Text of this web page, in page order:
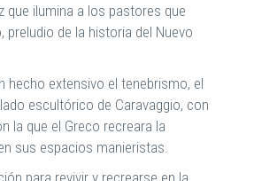
que ilumina a los pastores que
preludio de la historia del Nuevo
hecho extensivo el tenebrismo, el
escultórico de Caravaggio, con
la que el Greco recreara la
sus espacios manieristas.
para revivir y recrearse en la